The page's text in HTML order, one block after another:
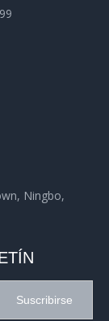
Ningbo,
Suscribirse